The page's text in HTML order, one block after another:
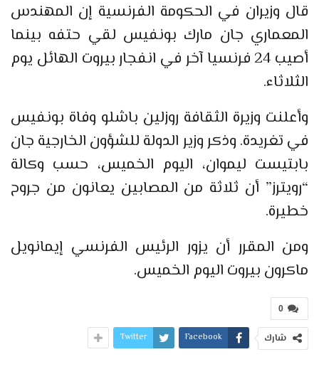
قال وزيران في الحكومة الفرنسية إن المهندس
المعماري جان مارك بونفيس لقي حتفه بينما
أصيب 24 فرنسيا آخر في انفجار بيروت الهائل يوم
الثلاثاء.
وأعلنت وزيرة الثقافة روزلين باشلو وفاة بونفيس
في تغريدة. وذكر وزير الدولة للشؤون الخارجية جان
بابتيست ليموان، اليوم الخميس، حسب وكالة
“رويترز” أن ثلاثة من المصابين يعانون من جروح
خطيرة.
ومن المقرر أن يزور الرئيس الفرنسي إيمانويل
ماكرون بيروت اليوم الخميس.
0
شارك Facebook
Twitter